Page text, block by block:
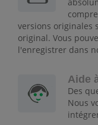
versions originales
original. Vous
l'enregistrer dans
Aide
Des
Nous